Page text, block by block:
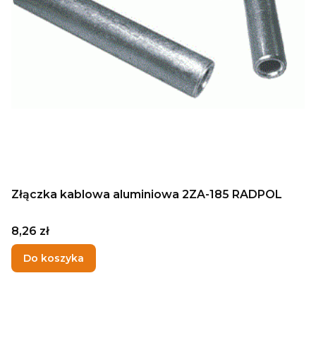
Złączka kablowa aluminiowa 2ZA-185 RADPOL
Cena
8,26 zł
Do koszyka